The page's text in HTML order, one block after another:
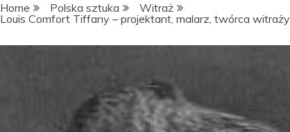
Home Polska sztuka
Witraż
Louis Comfort Tiffany – projektant, malarz, twórca witraży